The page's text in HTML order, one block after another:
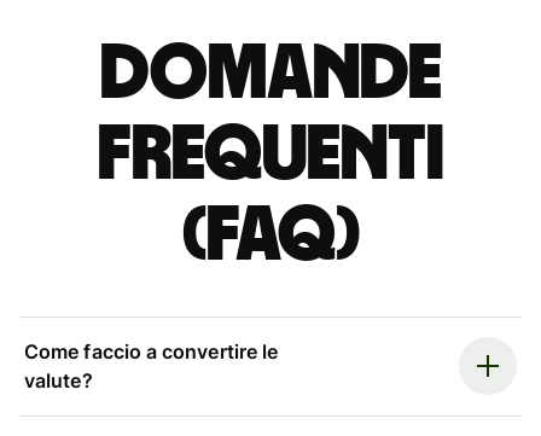
Domande
Frequenti
(FAQ)
Come faccio a convertire le
valute?